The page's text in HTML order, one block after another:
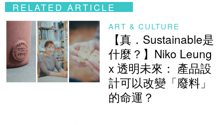
RELATED ARTICLE
ART & CULTURE
【真．Sustainable是
什麼？】Niko Leung
x 透明未來： 產品設
計可以改變「廢料」
的命運？